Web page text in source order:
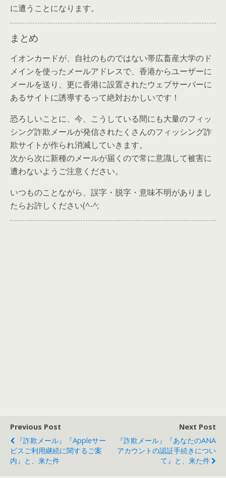
に遭うことになります。
まとめ
イオンカードが、自社のものではない帯広畜産大学のド
メインを使ったメールアドレスで、香港からユーザーに
メールを送り、更に香港に設置されたウェブサーバーに
あるサイトに誘導するって絶対おかしいです！
恐ろしいことに、今、こうしている間にも大量のフィッ
シング詐欺メールが発信されたくさんのフィッシング詐
欺サイトが作られ消滅していきます。
次から次に新種のメールが届くので常に意識して被害に
遭わないようご注意ください。
いつものことながら、誤字・脱字・意味不明がありまし
たらお許しください(^-^;
Previous Post
『詐欺メール』『Appleサー
ビスご利用継続に関するご案
内』と、来た件
Next Post
『詐欺メール』『あなたのANA
アカウントの認証手続きについ
て』と、来た件